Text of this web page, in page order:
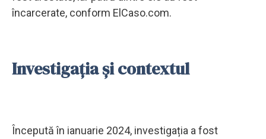
încarcerate, conform ElCaso.com.
Investigația și contextul
Începută în ianuarie 2024, investigația a fost